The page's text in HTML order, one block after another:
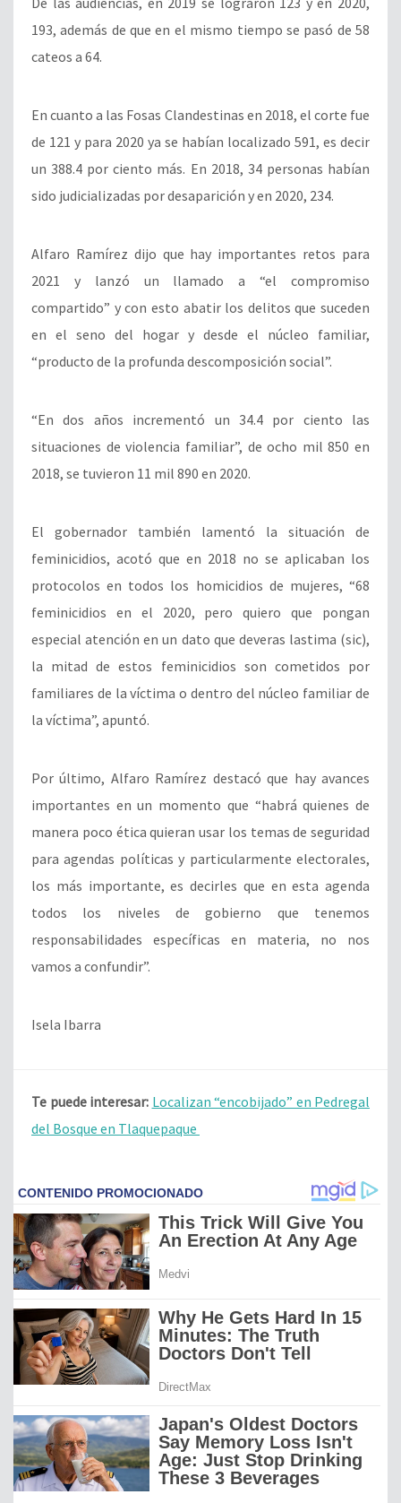
193, además de que en el mismo tiempo se pasó de 58
cateos a 64.
En cuanto a las Fosas Clandestinas en 2018, el corte fue
de 121 y para 2020 ya se habían localizado 591, es decir
un 388.4 por ciento más. En 2018, 34 personas habían
sido judicializadas por desaparición y en 2020, 234.
Alfaro Ramírez dijo que hay importantes retos para
2021 y lanzó un llamado a “el compromiso
compartido” y con esto abatir los delitos que suceden
en el seno del hogar y desde el núcleo familiar,
“producto de la profunda descomposición social”.
“En dos años incrementó un 34.4 por ciento las
situaciones de violencia familiar”, de ocho mil 850 en
2018, se tuvieron 11 mil 890 en 2020.
El gobernador también lamentó la situación de
feminicidios, acotó que en 2018 no se aplicaban los
protocolos en todos los homicidios de mujeres, “68
feminicidios en el 2020, pero quiero que pongan
especial atención en un dato que deveras lastima (sic),
la mitad de estos feminicidios son cometidos por
familiares de la víctima o dentro del núcleo familiar de
la víctima”, apuntó.
Por último, Alfaro Ramírez destacó que hay avances
importantes en un momento que “habrá quienes de
manera poco ética quieran usar los temas de seguridad
para agendas políticas y particularmente electorales,
los más importante, es decirles que en esta agenda
todos los niveles de gobierno que tenemos
responsabilidades específicas en materia, no nos
vamos a confundir”.
Isela Ibarra
Te puede interesar: Localizan “encobijado” en Pedregal
del Bosque en Tlaquepaque